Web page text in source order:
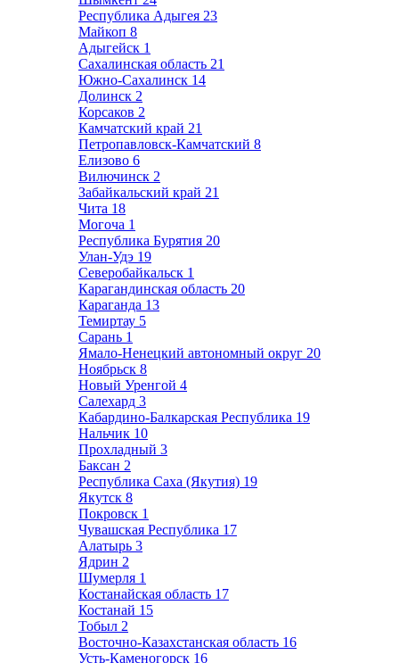
Республика Адыгея 23
Майкоп 8
Адыгейск 1
Сахалинская область 21
Южно-Сахалинск 14
Долинск 2
Корсаков 2
Камчатский край 21
Петропавловск-Камчатский 8
Елизово 6
Вилючинск 2
Забайкальский край 21
Чита 18
Могоча 1
Республика Бурятия 20
Улан-Удэ 19
Северобайкальск 1
Карагандинская область 20
Караганда 13
Темиртау 5
Сарань 1
Ямало-Ненецкий автономный округ 20
Ноябрьск 8
Новый Уренгой 4
Салехард 3
Кабардино-Балкарская Республика 19
Нальчик 10
Прохладный 3
Баксан 2
Республика Саха (Якутия) 19
Якутск 8
Покровск 1
Чувашская Республика 17
Алатырь 3
Ядрин 2
Шумерля 1
Костанайская область 17
Костанай 15
Тобыл 2
Восточно-Казахстанская область 16
Усть-Каменогорск 16